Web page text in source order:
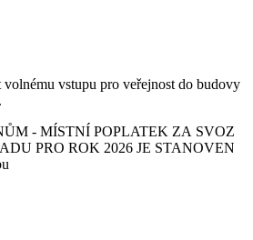
vstupu pro veřejnost do budovy
.
- MÍSTNÍ POPLATEK ZA SVOZ
PRO ROK 2026 JE STANOVEN